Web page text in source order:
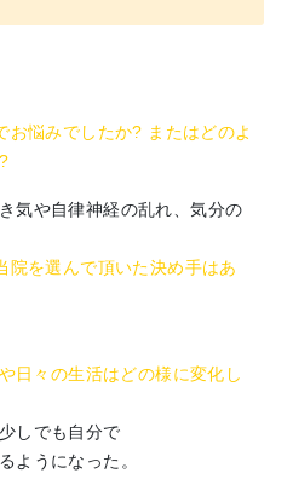
お悩みでしたか? またはどのよ
気や自律神経の乱れ、気分の
院を選んで頂いた決め手はあ
日々の生活はどの様に変化し
しでも自分で
ようになった。